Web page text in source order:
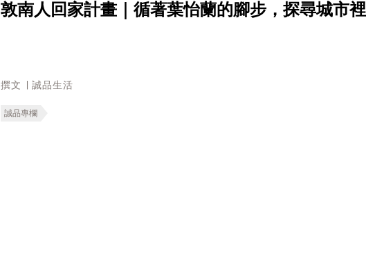
敦南人回家計畫｜循著葉怡蘭的腳步，探尋城市
撰文 ∣ 誠品生活
誠品專欄